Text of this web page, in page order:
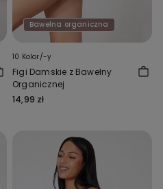
Bawełna organiczna
10 Kolor/-y
Figi Damskie z Bawełny
Organicznej
14,99 zł